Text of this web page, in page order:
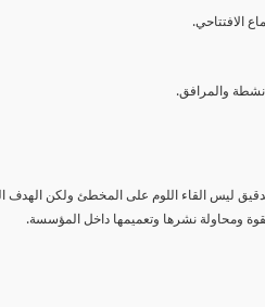
ليس القاء اللوم على المخطئ ولكن
ومحاولة نشرها وتعميمها داخل المؤسسة.